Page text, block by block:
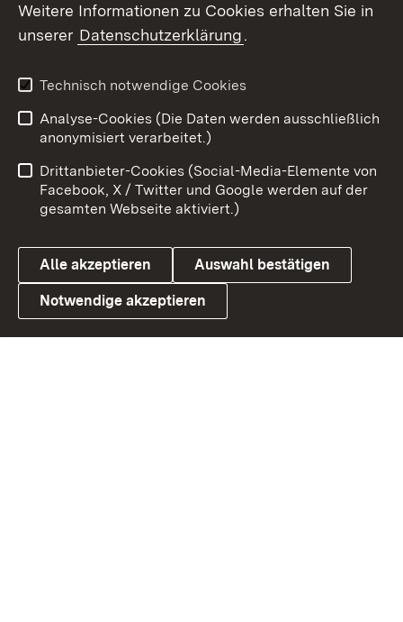
X / Twitter
Youtube
Link zum Landesportal
Impressum
Kontakt
Barrierefreiheit
Datenschutz
Cookies
Weitere Informationen zu Cookies erhalten Sie in
unserer Datenschutzerklärung.
Technisch notwendige Cookies
Analyse-Cookies (Die Daten werden ausschließlich
anonymisiert verarbeitet.)
Drittanbieter-Cookies (Social-Media-Elemente von
Facebook, X / Twitter und Google werden auf der
gesamten Webseite aktiviert.)
Alle akzeptieren Auswahl bestätigen
Notwendige akzeptieren